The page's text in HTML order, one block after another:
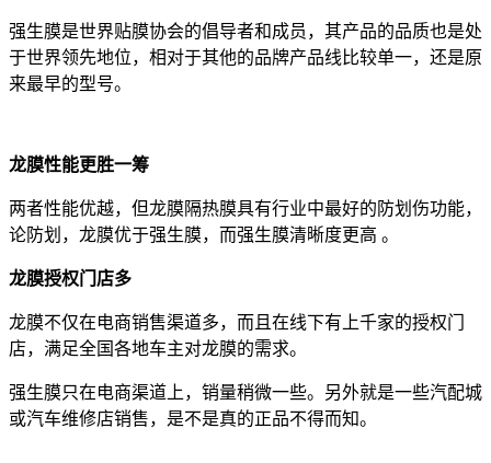
强生膜是世界贴膜协会的倡导者和成员，其产品的品质也是处
于世界领先地位，相对于其他的品牌产品线比较单一，还是原
来最早的型号。
龙膜性能更胜一筹
两者性能优越，但龙膜隔热膜具有行业中最好的防划伤功能，
论防划，龙膜优于强生膜，而强生膜清晰度更高 。
龙膜授权门店多
龙膜不仅在电商销售渠道多，而且在线下有上千家的授权门
店，满足全国各地车主对龙膜的需求。
强生膜只在电商渠道上，销量稍微一些。另外就是一些汽配城
或汽车维修店销售，是不是真的正品不得而知。